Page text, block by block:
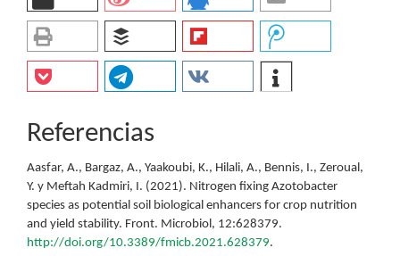
Referencias
Aasfar, A., Bargaz, A., Yaakoubi, K., Hilali, A., Bennis, I., Zeroual,
Y. y Meftah Kadmiri, I. (2021). Nitrogen fixing Azotobacter
species as potential soil biological enhancers for crop nutrition
and yield stability. Front. Microbiol, 12:628379.
http://doi.org/10.3389/fmicb.2021.628379.